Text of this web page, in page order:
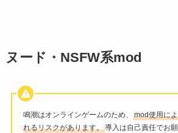
ヌード・NSFW系mod
鳴潮はオンラインゲームのため、
mod使用に
れるリスクがあります。導入は自己責任でお願